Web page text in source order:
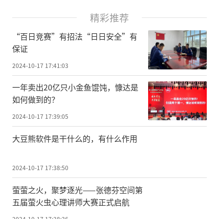
精彩推荐
“百日竞赛”有招法“日日安全”有
保证
2024-10-17 17:41:03
一年卖出20亿只小金鱼馄饨，慷达是
如何做到的？
2024-10-17 17:39:05
大豆熊软件是干什么的，有什么作用
2024-10-17 17:38:50
萤萤之火，聚梦逐光——张德芬空间第
五届萤火虫心理讲师大赛正式启航